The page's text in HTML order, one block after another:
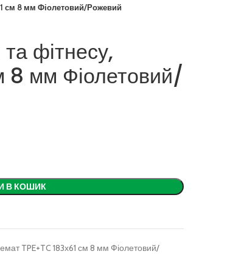
см 8 мм Фіолетовий/Рожевий
фітнесу,
8 мм Фіолетовий/
В КОШИК
TPE+TC 183х61 см 8 мм Фіолетовий/